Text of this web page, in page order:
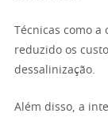
Técnicas como
reduzido os
dessalinização.
Além disso, a